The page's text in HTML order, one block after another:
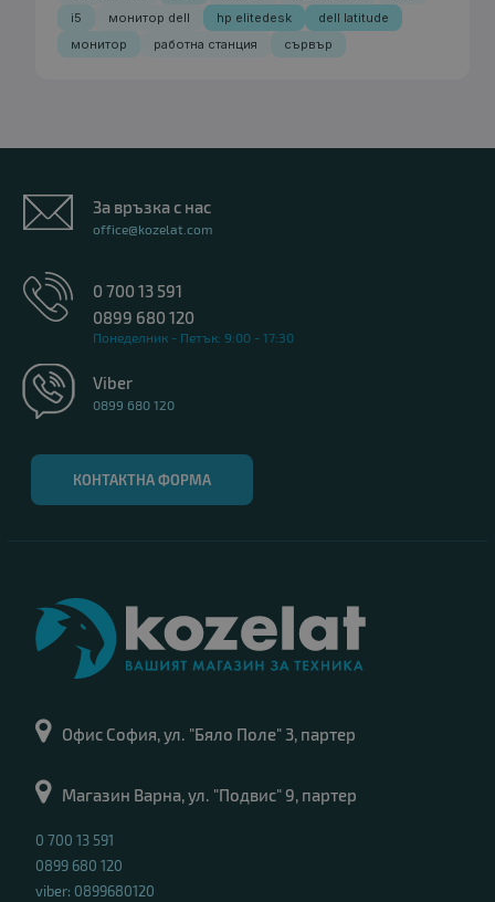
i5
монитор dell hp elitedesk
dell latitude
монитор
работна станция сървър
За връзка с нас
office@kozelat.com
0 700 13 591
0899 680 120
Понеделник - Петък: 9:00 - 17:30
Viber
0899 680 120
КОНТАКТНА ФОРМА
Офис София, ул. "Бяло Поле" 3, партер
Магазин Варна, ул. "Подвис" 9, партер
0 700 13 591
0899 680 120
viber: 0899680120